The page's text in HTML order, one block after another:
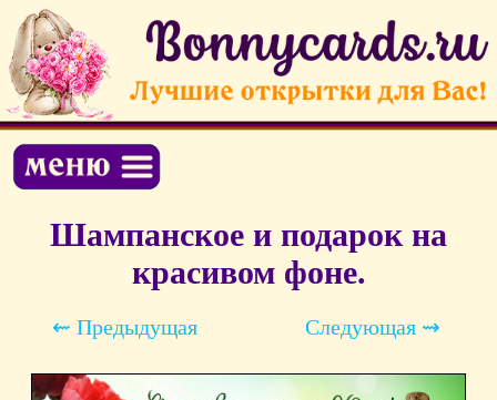
Шампанское и подарок на
красивом фоне.
⇜ Предыдущая Следующая ⇝